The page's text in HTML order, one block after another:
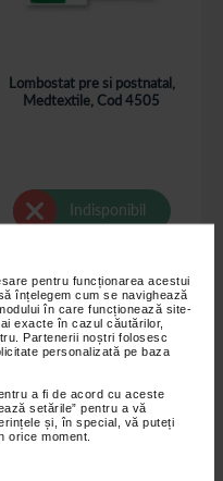
pentru funcționarea acestui
înțelegem cum se navighează
în care funcționează site-
exacte în cazul căutărilor,
Partenerii noștri folosesc
personalizată pe baza
a fi de acord cu aceste
setările” pentru a vă
și, în special, vă puteți
orice moment.
Lombostat pre si postnatal,
Medtextile, Cod 4505
Indisponibil